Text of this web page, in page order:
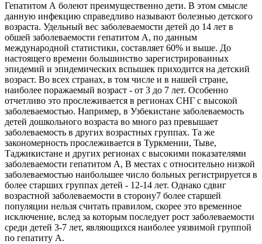
Гепатитом А болеют преимущественно дети. В этом смысле
данную инфекцию справедливо называют болезнью детского
возраста. Удельный вес заболеваемости детей до 14 лет в
обшей заболеваемости гепатитом А, по данным
международной статистики, составляет 60% и выше. До
настоящего времени большинство зарегистрированных
эпидемий и эпидемических вспышек приходится на детский
возраст. Во всех странах, в том числе и в нашей стране,
наиболее поражаемый возраст - от 3 до 7 лет. Особенно
отчетливо это прослеживается в регионах СНГ с высокой
заболеваемостью. Например, в Узбекистане заболеваемость
детей дошкольного возраста во много раз превышает
заболеваемость в других возрастных группах. Та же
закономерность прослеживается в Туркмении, Тыве,
Таджикистане и других регионах с высокими показателями
заболеваемости гепатитом А, В местах с относительно низкой
заболеваемостью наибольшее число больных регистрируется в
более старших группах детей - 12-14 лет. Однако сдвиг
возрастной заболеваемости в сторону7 более старшей
популяции нельзя считать правилом, скорее это временное
исключение, вслед за которым последует рост заболеваемости
среди детей 3-7 лет, являющихся наиболее уязвимой группой
по гепатиту А.